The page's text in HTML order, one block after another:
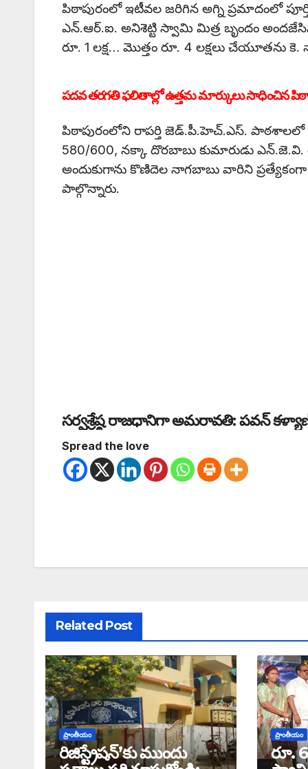
పిఠాపురంలో ఇటీవల జరిగిన అగ్ని ప్రమాదంలో
ఎన్.ఆర్.ఐ. అనిశెట్టి స్వామి మిత్ర బృందం
రూ. 1 లక్ష… మొత్తం రూ. 4 లక్షలు చేయూతను
పదవ తరగతి ఫలితాల్లో ఉత్తమ మార్కులు సాధించిన
పిఠాపురంలోని రాపర్తి జెడ్.పీ.హెచ్.ఎస్. పాఠశాలలో
580/600, నక్కా దొరబాబు కుమారుడు
అందుకుగాను కొణిదెల నాగబాబు వారిని
పాల్గొన్నారు.
సర్వశ్రేష్ఠ రాజధానిగా అమరావతి: పవన్
Spread the love
Related Post
ప్రాంతీయం
రిజిస్ట్రేషన్’కు ముందు
ప్రాంతీయం
రూ.